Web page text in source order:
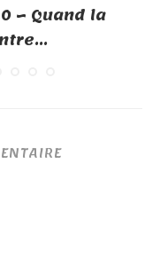
– Quand la